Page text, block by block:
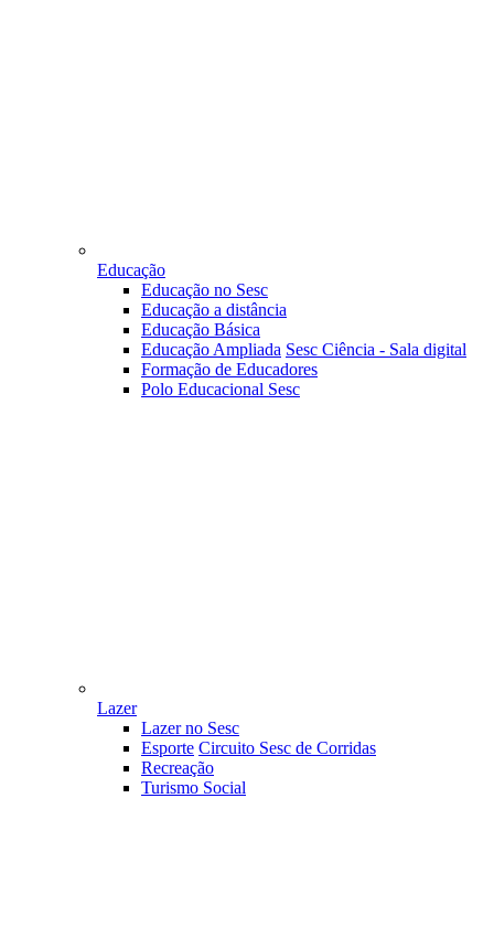
Educação
Educação no Sesc
Educação a distância
Educação Básica
Educação Ampliada Sesc Ciência - Sala digital
Formação de Educadores
Polo Educacional Sesc
Lazer
Lazer no Sesc
Esporte Circuito Sesc de Corridas
Recreação
Turismo Social